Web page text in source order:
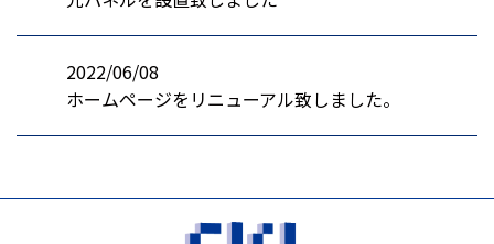
2022/06/08
ホームページをリニューアル致しました。